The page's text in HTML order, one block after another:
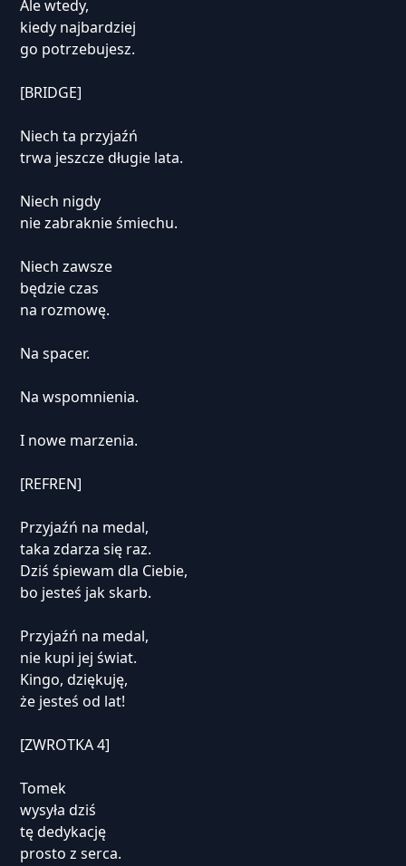
Ale wtedy,
kiedy najbardziej
go potrzebujesz.
[BRIDGE]
Niech ta przyjaźń
trwa jeszcze długie lata.
Niech nigdy
nie zabraknie śmiechu.
Niech zawsze
będzie czas
na rozmowę.
Na spacer.
Na wspomnienia.
I nowe marzenia.
[REFREN]
Przyjaźń na medal,
taka zdarza się raz.
Dziś śpiewam dla Ciebie,
bo jesteś jak skarb.
Przyjaźń na medal,
nie kupi jej świat.
Kingo, dziękuję,
że jesteś od lat!
[ZWROTKA 4]
Tomek
wysyła dziś
tę dedykację
prosto z serca.